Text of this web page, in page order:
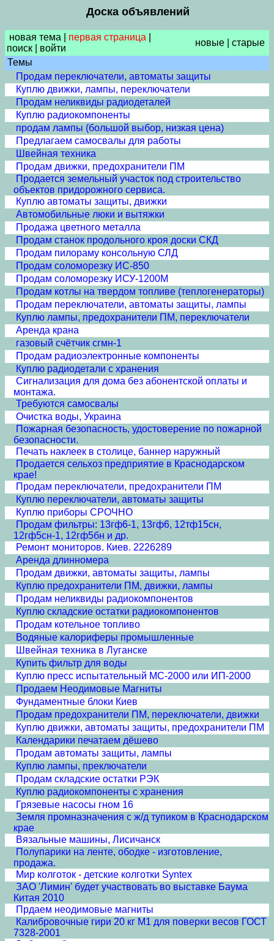
Доска объявлений
новая тема первая страница
поиск
войти
новые
старые
Темы
Продам переключатели, автоматы защиты
Куплю движки, лампы, переключатели
Продам неликвиды радиодеталей
Куплю радиокомпоненты
продам лампы (большой выбор, низкая цена)
Предлагаем самосвалы для работы
Швейная техника
Продам движки, предохранители ПМ
Продается земельный участок под строительство
объектов придорожного сервиса.
Куплю автоматы защиты, движки
Автомобильные люки и вытяжки
Продажа цветного металла
Продам станок продольного кроя доски СКД
Продам пилораму консольную СЛД
Продам соломорезку ИС-850
Продам соломорезку ИСУ-1200М
Продам котлы на твердом топливе (теплогенераторы)
Продам переключатели, автоматы защиты, лампы
Куплю лампы, предохранители ПМ, переключатели
Аренда крана
газовый счётчик сгмн-1
Продам радиоэлектронные компоненты
Куплю радиодетали с хранения
Сигнализация для дома без абонентской оплаты и
монтажа.
Требуются самосвалы
Очистка воды, Украина
Пожарная безопасность, удостоверение по пожарной
безопасности.
Печать наклеек в столице, баннер наружный
Продается сельхоз предприятие в Краснодарском
крае!
Продам переключатели, предохранители ПМ
Куплю переключатели, автоматы защиты
Куплю приборы СРОЧНО
Продам фильтры: 13гф6-1, 13гф6, 12тф15сн,
12гф5сн-1, 12гф5бн и др.
Ремонт мониторов. Киев. 2226289
Аренда длинномера
Продам движки, автоматы защиты, лампы
Куплю предохранители ПМ, движки, лампы
Продам неликвиды радиокомпонентов
Куплю складские остатки радиокомпонентов
Продам котельное топливо
Водяные калориферы промышленные
Швейная техника в Луганске
Купить фильтр для воды
Куплю пресс испытательный МС-2000 или ИП-2000
Продаем Неодимовые Магниты
Фундаментные блоки Киев
Продам предохранители ПМ, переключатели, движки
Куплю движки, автоматы защиты, предохранители ПМ
Календарики печатаем дёшево
Продам автоматы защиты, лампы
Куплю лампы, преключатели
Продам складские остатки РЭК
Куплю радиокомпоненты с хранения
Грязевые насосы гном 16
Земля промназначения с ж/д тупиком в Краснодарском
крае
Вязальные машины, Лисичанск
Полупарики на ленте, ободке - изготовление,
продажа.
Мир колготок - детские колготки Syntex
ЗАО 'Лимин' будет участвовать во выставке Баума
Китая 2010
Прдаем неодимовые магниты
Калибровочные гири 20 кг М1 для поверки весов ГОСТ
7328-2001